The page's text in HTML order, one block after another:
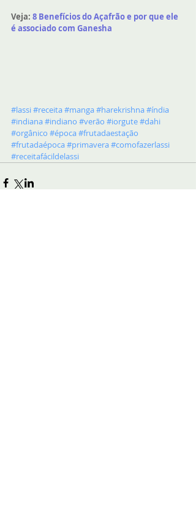
Veja: 8 Benefícios do Açafrão e por que ele
é associado com Ganesha
#lassi#receita#manga#harekrishna#índia
#indiana#indiano #verão #iorgute#dahi
#orgânico #época#frutadaestação
#frutadaépoca#primavera#comofazerlassi
#receitafácildelassi